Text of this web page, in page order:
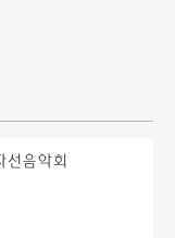
선음악회